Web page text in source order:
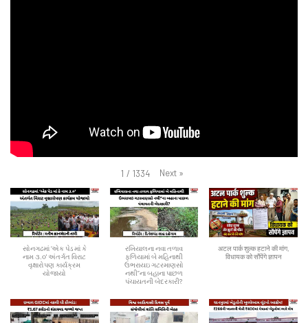
1 / 1334 Next »
સોનગઢમાં ‘એક પેડ માં કે
નામ ૩.૦' અંતર્ગત વિરાટ
વૃક્ષારોપણ કાર્યક્રમ
યોજાયો
રખિયાલના નવા તળાવ
ફળિયામાં બે મહિનાથી
ઉભરાયઇ ગટરમાણસો
નથી”ના બહાના પાછળ
પંચાયતની બેદરકારી?
अटल पार्क शुल्क हटाने की मांग,
विधायक को सौंपेंगे ज्ञापन